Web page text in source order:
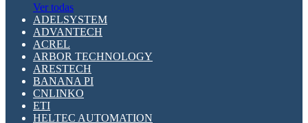
Ver todas
ADELSYSTEM
ADVANTECH
ACREL
ARBOR TECHNOLOGY
ARESTECH
BANANA PI
CNLINKO
ETI
HELTEC AUTOMATION